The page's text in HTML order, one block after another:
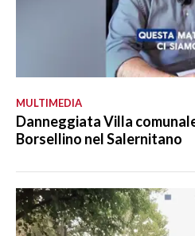
MULTIMEDIA
Danneggiata Villa
Borsellino nel Salernitano